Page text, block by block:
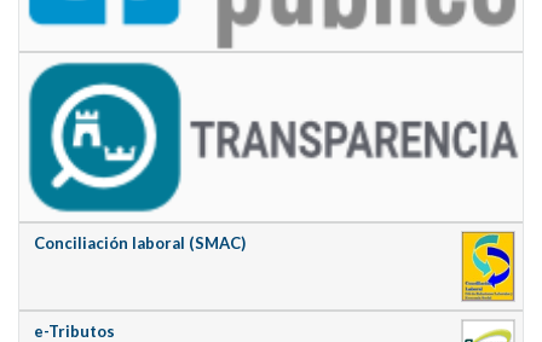
Conciliación laboral (SMAC)
e-Tributos